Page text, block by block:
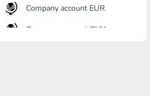
Company account EUR
Company account CNY